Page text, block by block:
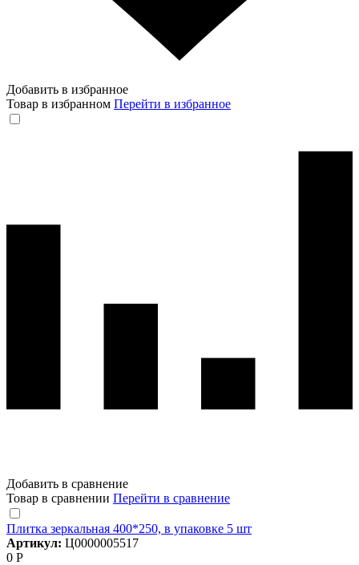
Добавить в избранное
Товар в избранном Перейти в избранное
Добавить в сравнение
Товар в сравнении Перейти в сравнение
Плитка зеркальная 400*250, в упаковке 5 шт
Артикул: Ц0000005517
0 Р